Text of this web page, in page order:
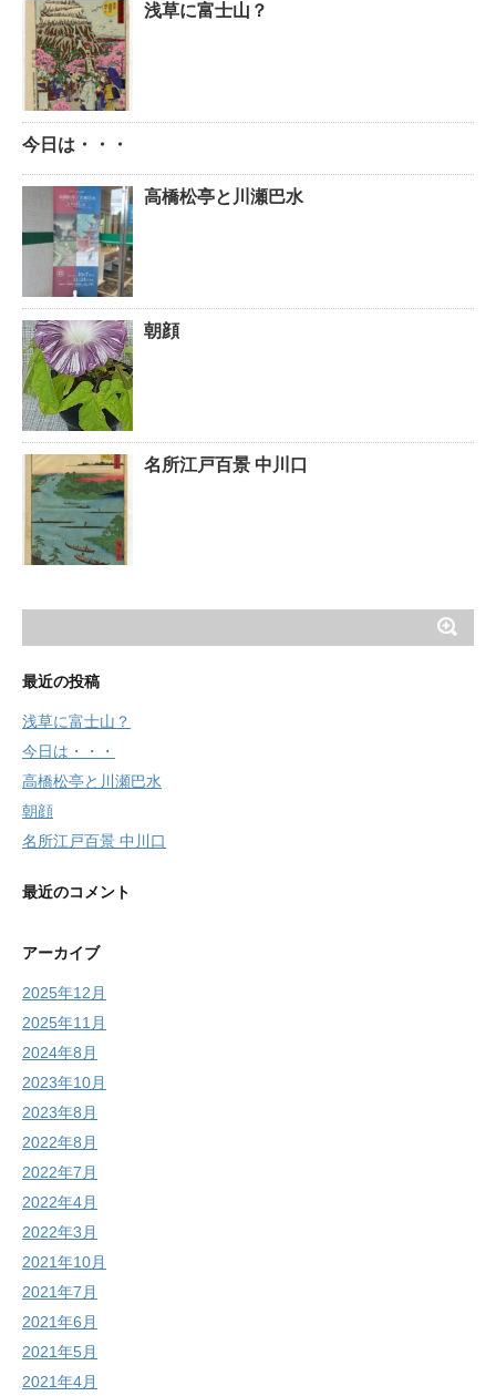
浅草に富士山？
今日は・・・
高橋松亭と川瀬巴水
朝顔
名所江戸百景 中川口
最近の投稿
浅草に富士山？
今日は・・・
高橋松亭と川瀬巴水
朝顔
名所江戸百景 中川口
最近のコメント
アーカイブ
2025年12月
2025年11月
2024年8月
2023年10月
2023年8月
2022年8月
2022年7月
2022年4月
2022年3月
2021年10月
2021年7月
2021年6月
2021年5月
2021年4月